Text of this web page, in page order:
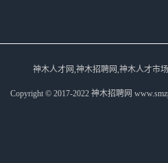
神木人才网,神木招聘网,神木人才市
Copyright © 2017-2022 神木招聘网